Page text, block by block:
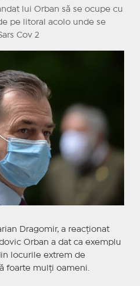
lui Orban să se ocupe cu
pe litoral acolo unde se
Cov 2
Dragomir, a reacţionat
Orban a dat ca exemplu
locurile extrem de
foarte mulţi oameni.